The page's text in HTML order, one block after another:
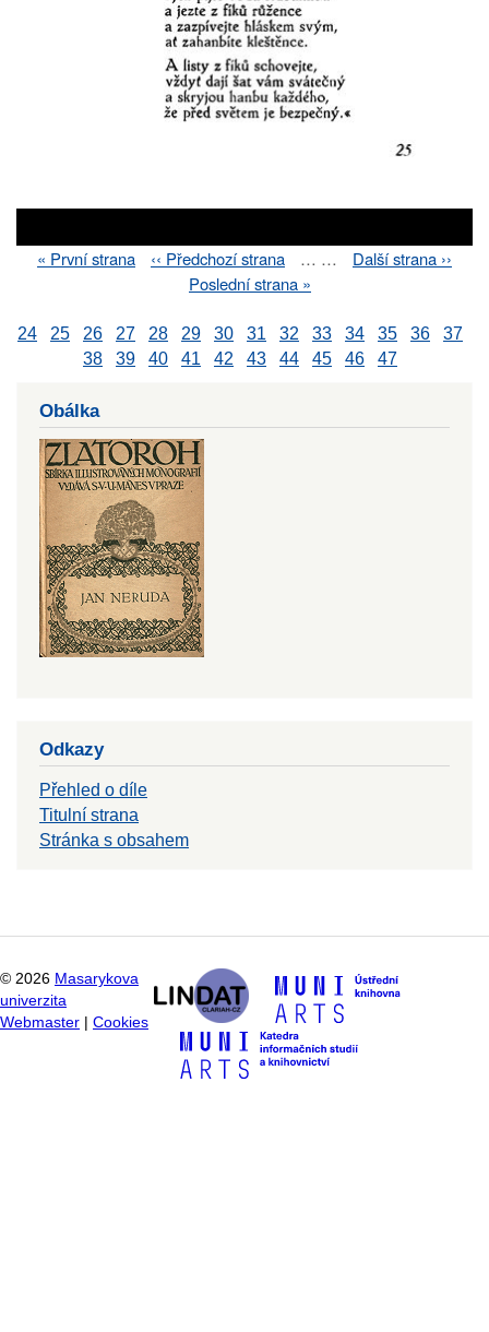
First
« První strana
Previous
‹‹ Předchozí strana … …
Next
Další strana ››
Last
Poslední strana »
24 25 26 27 28 29 30 31 32 33 34 35 36
37
38
39 40 41 42 43 44 45 46 47
Obálka
Odkazy
Přehled o díle
Titulní strana
Stránka s obsahem
© 2026 Masarykova
univerzita
Webmaster
Cookies